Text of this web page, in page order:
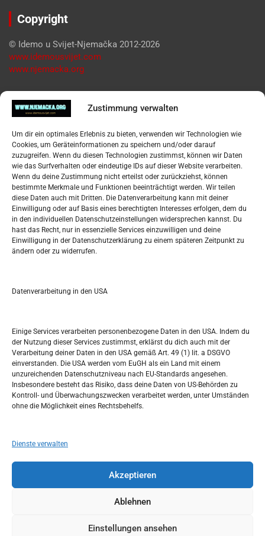
Zustimmung verwalten
Um dir ein optimales Erlebnis zu bieten, verwenden wir Technologien wie
Cookies, um Geräteinformationen zu speichern und/oder darauf
zuzugreifen. Wenn du diesen Technologien zustimmst, können wir Daten
wie das Surfverhalten oder eindeutige IDs auf dieser Website verarbeiten.
Wenn du deine Zustimmung nicht erteilst oder zurückziehst, können
bestimmte Merkmale und Funktionen beeinträchtigt werden. Wir teilen
diese Daten auch mit Dritten. Die Datenverarbeitung kann mit deiner
Einwilligung oder auf Basis eines berechtigten Interesses erfolgen, dem du
in den individuellen Datenschutzeinstellungen widersprechen kannst. Du
hast das Recht, nur in essenzielle Services einzuwilligen und deine
Einwilligung in der Datenschutzerklärung zu einem späteren Zeitpunkt zu
ändern oder zu widerrufen.
Datenverarbeitung in den USA
Einige Services verarbeiten personenbezogene Daten in den USA. Indem du
der Nutzung dieser Services zustimmst, erklärst du dich auch mit der
Verarbeitung deiner Daten in den USA gemäß Art. 49 (1) lit. a DSGVO
einverstanden. Die USA werden vom EuGH als ein Land mit einem
unzureichenden Datenschutzniveau nach EU-Standards angesehen.
Insbesondere besteht das Risiko, dass deine Daten von US-Behörden zu
Kontroll- und Überwachungszwecken verarbeitet werden, unter Umständen
ohne die Möglichkeit eines Rechtsbehelfs.
Dienste verwalten
Akzeptieren
Ablehnen
Einstellungen ansehen
Copyright
© Idemo u Svijet-Njemačka 2012-2026
www.idemousvijet.com
www.njemacka.org
Pregled
Datenschutzerklärung
Widerufsbelehrung
Oglašavanje / Postavite svoj oglas
Tko je “Idemo u Svijet – Njemačka?
Pretražite stranicu:
S
AUGUST 2022
M D M D F S
1 2 3 4 5 6
8 9 10 11 12 13 14
22 23
29 30 31
« Juli Sep. »
Copyright © 2026Idemo u Svijet-Njemacka!